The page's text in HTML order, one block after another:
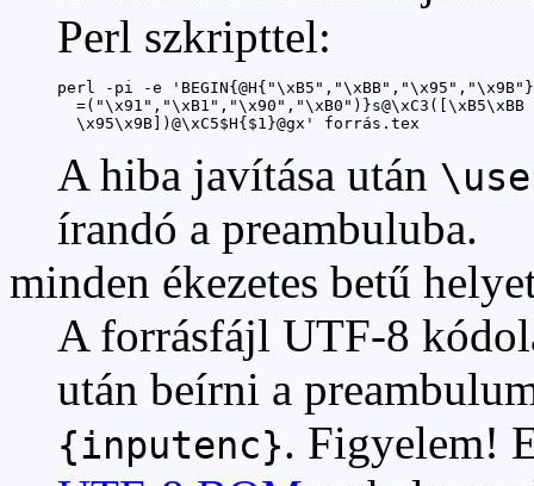
Perl szkripttel:
perl -pi -e 'BEGIN{@H{"\xB5","\xBB","\x95","\x9B"}
  =("\x91","\xB1","\x90","\xB0")}s@\xC3([\xB5\xBB
  \x95\x9B])@\xC5$H{$1}@gx' forrás.tex
A hiba javítása után
írandó a preambuluba.
minden ékezetes betű
A forrásfájl UTF-8
után beírni a
{inputenc}. Figyelem!